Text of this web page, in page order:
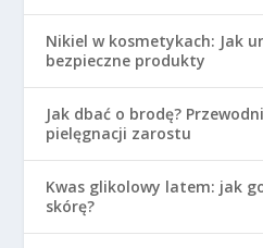
Nikiel w kosmetykach: Jak
bezpieczne produkty
Jak dbać o brodę?
pielęgnacji zarostu
Kwas glikolowy latem: jak
skórę?